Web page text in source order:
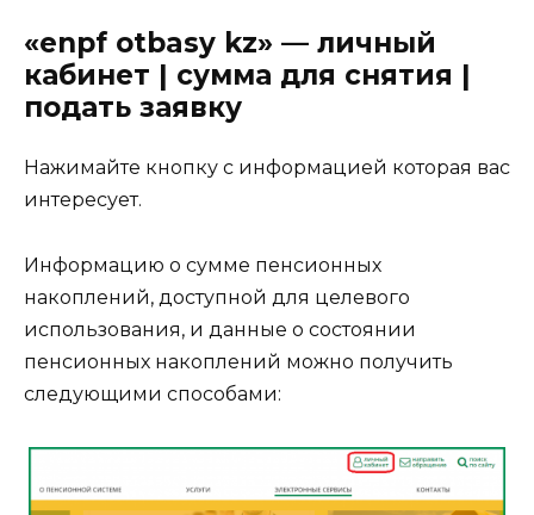
«enpf otbasy kz» — личный
кабинет | сумма для снятия |
подать заявку
Нажимайте кнопку с информацией которая вас
интересует.
Информацию о сумме пенсионных
накоплений, доступной для целевого
использования, и данные о состоянии
пенсионных накоплений можно получить
следующими способами: